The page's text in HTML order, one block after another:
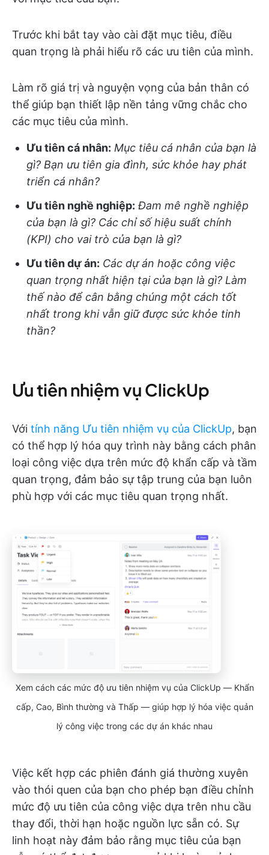
Trước khi bắt tay vào cài đặt mục tiêu, điều
quan trọng là phải hiểu rõ các ưu tiên của mình.
Làm rõ giá trị và nguyện vọng của bản thân có
thể giúp bạn thiết lập nền tảng vững chắc cho
các mục tiêu của mình.
Ưu tiên cá nhân: Mục tiêu cá nhân của bạn là
gì? Bạn ưu tiên gia đình, sức khỏe hay phát
triển cá nhân?
Ưu tiên nghề nghiệp: Đam mê nghề nghiệp
của bạn là gì? Các chỉ số hiệu suất chính
(KPI) cho vai trò của bạn là gì?
Ưu tiên dự án: Các dự án hoặc công việc
quan trọng nhất hiện tại của bạn là gì? Làm
thế nào để cân bằng chúng một cách tốt
nhất trong khi vẫn giữ được sức khỏe tinh
thần?
Ưu tiên nhiệm vụ ClickUp
Với tính năng Ưu tiên nhiệm vụ của ClickUp, bạn
có thể hợp lý hóa quy trình này bằng cách phân
loại công việc dựa trên mức độ khẩn cấp và tầm
quan trọng, đảm bảo sự tập trung của bạn luôn
phù hợp với các mục tiêu quan trọng nhất.
Xem cách các mức độ ưu tiên nhiệm vụ của ClickUp — Khẩn
cấp, Cao, Bình thường và Thấp — giúp hợp lý hóa việc quản
lý công việc trong các dự án khác nhau
Việc kết hợp các phiên đánh giá thường xuyên
vào thói quen của bạn cho phép bạn điều chỉnh
mức độ ưu tiên của công việc dựa trên nhu cầu
thay đổi, thời hạn hoặc nguồn lực sẵn có. Sự
linh hoạt này đảm bảo rằng mục tiêu của bạn